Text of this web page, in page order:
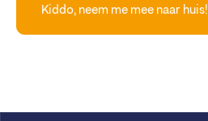
Kiddo, neem me mee naar huis!